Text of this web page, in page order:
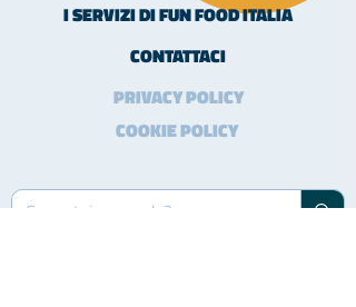
I SERVIZI DI FUN FOOD ITALIA
CONTATTACI
PRIVACY POLICY
COOKIE POLICY